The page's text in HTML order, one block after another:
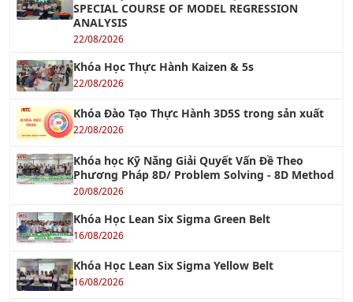
Khóa Học Thực Hành Kaizen & 5s
22/08/2026
Khóa Đào Tạo Thực Hành 3D5S trong sản xuất
22/08/2026
Khóa học Kỹ Năng Giải Quyết Vấn Đề Theo
Phương Pháp 8D/ Problem Solving - 8D Method
Khóa Học Lean Six Sigma Green Belt
16/08/2026
Khóa Học Lean Six Sigma Yellow Belt
16/08/2026
Khóa học Poka Yoke - ứng dụng Công Cụ Phòng
Chống Sai Lỗi